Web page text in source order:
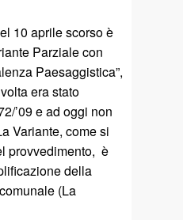
10 aprile scorso è
Parziale con
Paesaggistica”,
era stato
’09 e ad oggi non
Variante, come si
provvedimento, è
della
(La